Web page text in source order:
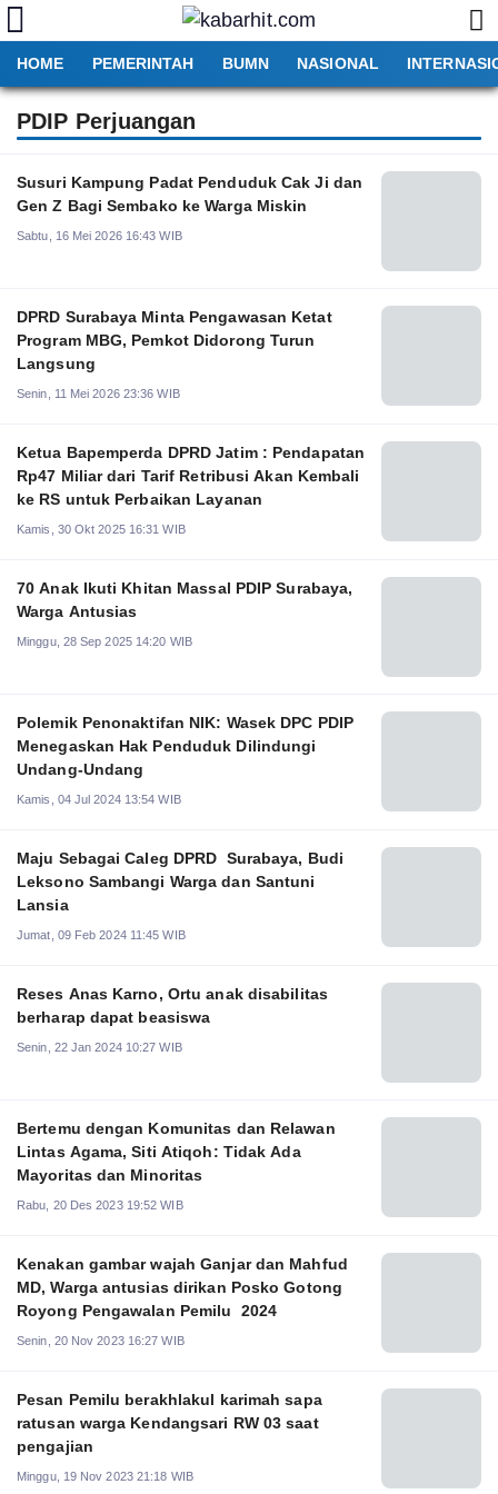
HOME PEMERINTAH BUMN NASIONAL
PDIP Perjuangan
Susuri Kampung Padat Penduduk Cak Ji dan
Gen Z Bagi Sembako ke Warga Miskin
Sabtu, 16 Mei 2026 16:43 WIB
DPRD Surabaya Minta Pengawasan Ketat
Program MBG, Pemkot Didorong Turun
Langsung
Senin, 11 Mei 2026 23:36 WIB
Ketua Bapemperda DPRD Jatim : Pendapatan
Rp47 Miliar dari Tarif Retribusi Akan Kembali
ke RS untuk Perbaikan Layanan
Kamis, 30 Okt 2025 16:31 WIB
70 Anak Ikuti Khitan Massal PDIP Surabaya,
Warga Antusias
Minggu, 28 Sep 2025 14:20 WIB
Polemik Penonaktifan NIK: Wasek DPC PDIP
Menegaskan Hak Penduduk Dilindungi
Undang-Undang
Kamis, 04 Jul 2024 13:54 WIB
Maju Sebagai Caleg DPRD Surabaya, Budi
Leksono Sambangi Warga dan Santuni
Lansia
Jumat, 09 Feb 2024 11:45 WIB
Reses Anas Karno, Ortu anak disabilitas
berharap dapat beasiswa
Senin, 22 Jan 2024 10:27 WIB
Bertemu dengan Komunitas dan Relawan
Lintas Agama, Siti Atiqoh: Tidak Ada
Mayoritas dan Minoritas
Rabu, 20 Des 2023 19:52 WIB
Kenakan gambar wajah Ganjar dan Mahfud
MD, Warga antusias dirikan Posko Gotong
Royong Pengawalan Pemilu 2024
Senin, 20 Nov 2023 16:27 WIB
Pesan Pemilu berakhlakul karimah sapa
ratusan warga Kendangsari RW 03 saat
pengajian
Minggu, 19 Nov 2023 21:18 WIB